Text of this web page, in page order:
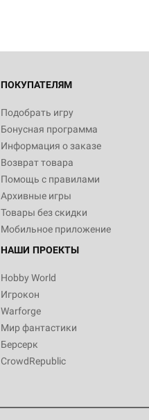
ПОКУПАТЕЛЯМ
Подобрать игру
Бонусная программа
Информация о заказе
Возврат товара
Помощь с правилами
Архивные игры
Товары без скидки
Мобильное приложение
НАШИ ПРОЕКТЫ
Hobby World
Игрокон
Warforge
Мир фантастики
Берсерк
CrowdRepublic